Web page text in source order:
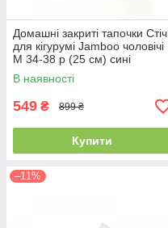
Домашні закриті тапочки Стіч
для кігурумі Jamboo чоловічі
М 34-38 р (25 см) сині
В наявності
549 ₴ 899 ₴
Купити
–11%